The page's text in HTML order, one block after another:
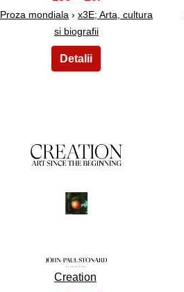
Proza mondiala › x3E; Arta, cultura
si biografii
12
Creation